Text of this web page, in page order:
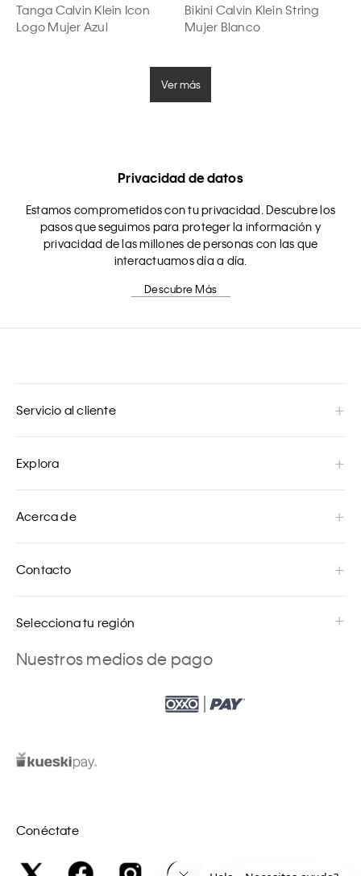
Tanga Calvin Klein Icon
Logo Mujer Azul
Bikini Calvin Klein String
Mujer Blanco
Ver más
Privacidad de datos
Estamos comprometidos con tu privacidad. Descubre los
pasos que seguimos para proteger la información y
privacidad de las millones de personas con las que
interactuamos día a día.
Descubre Más
Servicio al cliente
Explora
Acerca de
Contacto
Selecciona tu región
Nuestros medios de pago
Conéctate